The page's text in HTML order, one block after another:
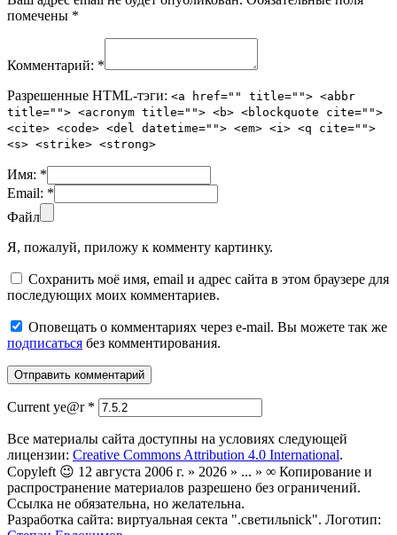
помечены *
Комментарий: *
Разрешенные HTML-тэги: <a href="" title=""> <abbr
title=""> <acronym title=""> <b> <blockquote cite="">
<cite> <code> <del datetime=""> <em> <i> <q cite="">
<s> <strike> <strong>
Имя: *
Email: *
Файл
Я, пожалуй, приложу к комменту картинку.
Сохранить моё имя, email и адрес сайта в этом браузере для
последующих моих комментариев.
Оповещать о комментариях через e-mail. Вы можете так же
подписаться без комментирования.
Current ye@r *
Все материалы сайта доступны на условиях следующей
лицензии: Creative Commons Attribution 4.0 International.
Copyleft 😉 12 августа 2006 г. » 2026 » ... » ∞ Копирование и
распространение материалов разрешено без ограничений.
Ссылка не обязательна, но желательна.
Разработка сайта: виртуальная секта ".светильnick". Логотип: